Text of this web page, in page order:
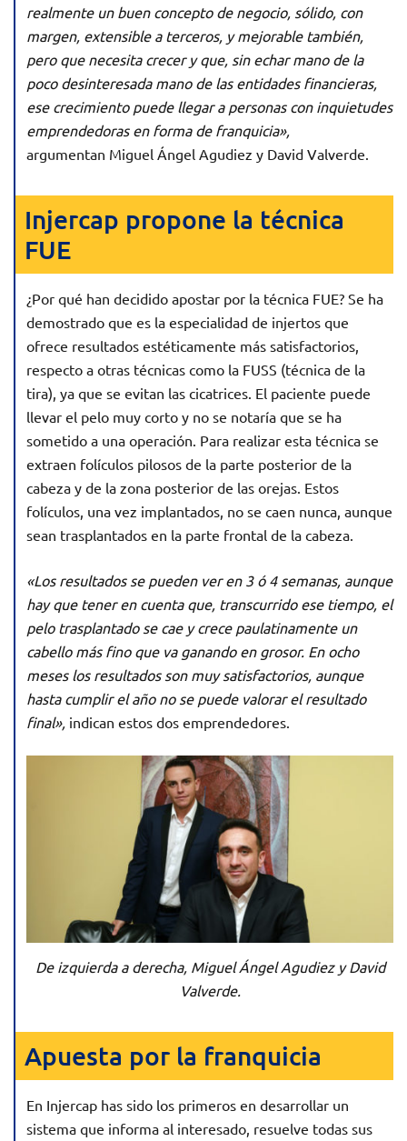
realmente un buen concepto de negocio, sólido, con
margen, extensible a terceros, y mejorable también,
pero que necesita crecer y que, sin echar mano de la
poco desinteresada mano de las entidades financieras,
ese crecimiento puede llegar a personas con inquietudes
emprendedoras en forma de franquicia»,
argumentan Miguel Ángel Agudiez y David Valverde.
Injercap propone la técnica
FUE
¿Por qué han decidido apostar por la técnica FUE? Se ha
demostrado que es la especialidad de injertos que
ofrece resultados estéticamente más satisfactorios,
respecto a otras técnicas como la FUSS (técnica de la
tira), ya que se evitan las cicatrices. El paciente puede
llevar el pelo muy corto y no se notaría que se ha
sometido a una operación. Para realizar esta técnica se
extraen folículos pilosos de la parte posterior de la
cabeza y de la zona posterior de las orejas. Estos
folículos, una vez implantados, no se caen nunca, aunque
sean trasplantados en la parte frontal de la cabeza.
«Los resultados se pueden ver en 3 ó 4 semanas, aunque
hay que tener en cuenta que, transcurrido ese tiempo, el
pelo trasplantado se cae y crece paulatinamente un
cabello más fino que va ganando en grosor. En ocho
meses los resultados son muy satisfactorios, aunque
hasta cumplir el año no se puede valorar el resultado
final», indican estos dos emprendedores.
De izquierda a derecha, Miguel Ángel Agudiez y David
Valverde.
Apuesta por la franquicia
En Injercap has sido los primeros en desarrollar un
sistema que informa al interesado, resuelve todas sus